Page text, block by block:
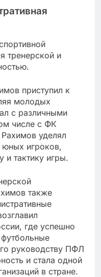
тренерской и
приступил к
молодых
с различными
числе с ФК
уделял
игроков,
и тактику игры.
также
где успешно
руководству ПФЛ
и стала одной
в стране.